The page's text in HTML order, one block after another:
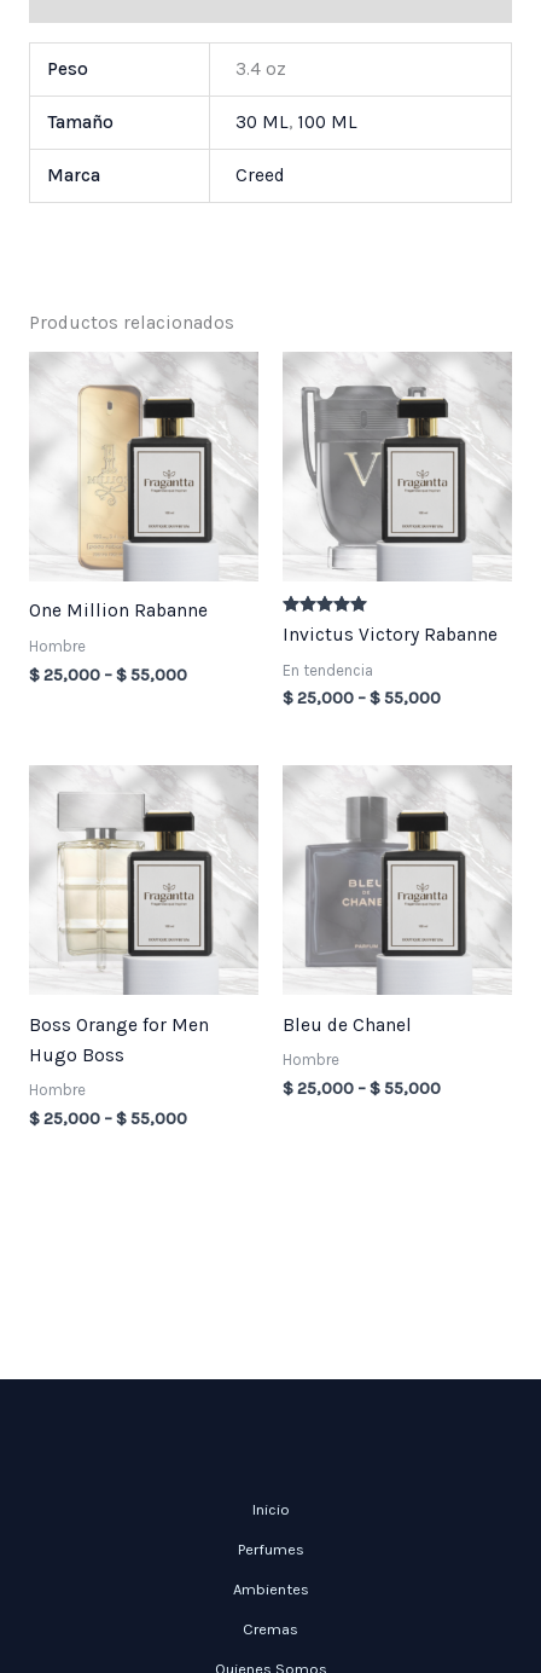
Peso 3.4 oz
Tamaño 30 ML, 100 ML
Marca Creed
Productos relacionados
One Million Rabanne
Hombre
$25,000 –$55,000
Price
$ 25,000
through
$ 55,000
Valorado en
5.00
Invictus Victory Rabanne
En tendencia
$25,000 –$55,000
Price
$ 25,000
through
$ 55,000
Boss Orange for Men
Hugo Boss
Hombre
$25,000 –$55,000
Price
$ 25,000
through
$ 55,000
Bleu de Chanel
Hombre
$25,000 –$55,000
Price
$ 25,000
through
$ 55,000
Inicio
Perfumes
Ambientes
Cremas
Quienes Somos